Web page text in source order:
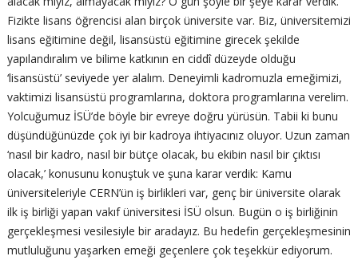
Fizikte lisans öğrencisi alan birçok üniversite var. Biz, üniversitemizi
lisans eğitimine değil, lisansüstü eğitimine girecek şekilde
yapılandıralım ve bilime katkının en ciddî düzeyde olduğu
‘lisansüstü’ seviyede yer alalım. Deneyimli kadromuzla emeğimizi,
vaktimizi lisansüstü programlarına, doktora programlarına verelim.
Yolcuğumuz İSÜ’de böyle bir evreye doğru yürüsün. Tabii ki bunu
düşündüğünüzde çok iyi bir kadroya ihtiyacınız oluyor. Uzun zaman
‘nasıl bir kadro, nasıl bir bütçe olacak, bu ekibin nasıl bir çıktısı
olacak,’ konusunu konuştuk ve şuna karar verdik: Kamu
üniversiteleriyle CERN’ün iş birlikleri var, genç bir üniversite olarak
ilk iş birliği yapan vakıf üniversitesi İSÜ olsun. Bugün o iş birliğinin
gerçekleşmesi vesilesiyle bir aradayız. Bu hedefin gerçekleşmesinin
mutluluğunu yaşarken emeği geçenlere çok teşekkür ediyorum.